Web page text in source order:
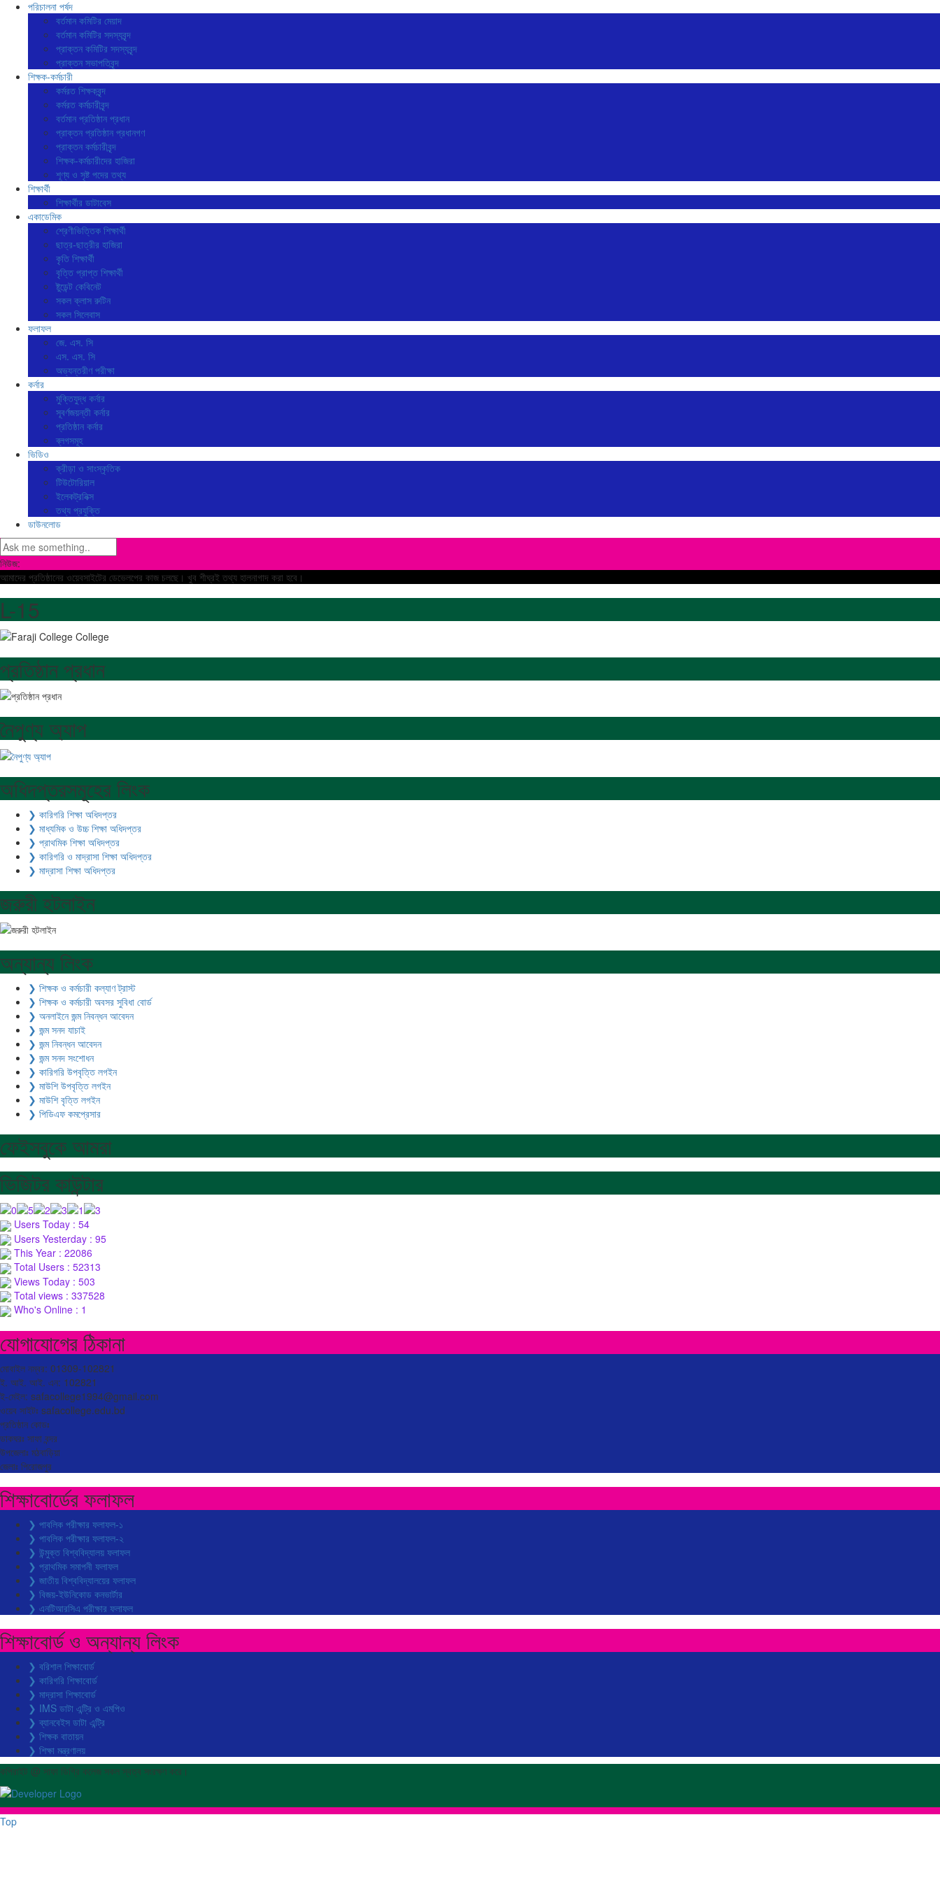
পরিচালনা পর্ষদ
বর্তমান কমিটির মেয়াদ
বর্তমান কমিটির সদস্যবৃন্দ
প্রাক্তন কমিটির সদস্যবৃন্দ
প্রাক্তন সভাপতিবৃন্দ
শিক্ষক-কর্মচারী
কর্মরত শিক্ষকবৃন্দ
কর্মরত কর্মচারীবৃন্দ
বর্তমান প্রতিষ্ঠান প্রধান
প্রাক্তন প্রতিষ্ঠান প্রধানগণ
প্রাক্তন কর্মচারীবৃন্দ
শিক্ষক-কর্মচারীদের হাজিরা
শূণ্য ও সৃষ্ট পদের তথ্য
শিক্ষার্থী
শিক্ষার্থীর ডাটাবেস
একাডেমিক
শ্রেণীভিত্তিক শিক্ষার্থী
ছাত্র-ছাত্রীর হাজিরা
কৃতি শিক্ষার্থী
বৃত্তি প্রাপ্ত শিক্ষার্থী
ষ্টুডেন্ট কেবিনেট
সকল ক্লাস রুটিন
সকল সিলেবাস
ফলাফল
জে. এস. সি
এস. এস. সি
অভ্যন্তরীণ পরীক্ষা
কর্নার
মুক্তিযুদ্ধ কর্নার
সূবর্ণজয়ন্তী কর্নার
প্রতিষ্ঠান কর্নার
ব্লগসমূহ
ভিডিও
ক্রীড়া ও সাংস্কৃতিক
টিউটোরিয়াল
ইলেকট্রনিক্স
তথ্য প্রযুক্তি
ডাউনলোড
নিউজ:
আমাদের প্রতিষ্ঠানের ওয়েবসাইটের ডেভেলপের কাজ চলছে। খুব শীঘ্রই তথ্য হালনাগাদ করা হবে।
L-15
প্রতিষ্ঠান প্রধান
নৈপুণ্য অ্যাপ
অধিদপ্তরসমূহের লিংক
❯ কারিগরি শিক্ষা অধিদপ্তর
❯ মাধ্যমিক ও উচ্চ শিক্ষা অধিদপ্তর
❯ প্রাথমিক শিক্ষা অধিদপ্তর
❯ কারিগরি ও মাদ্রাসা শিক্ষা অধিদপ্তর
❯ মাদ্রাসা শিক্ষা অধিদপ্তর
জরুরী হটলাইন
অন্যান্য লিংক
❯ শিক্ষক ও কর্মচারী কল্যাণ ট্রাস্ট
❯ শিক্ষক ও কর্মচারী অবসর সুবিধা বোর্ড
❯ অনলাইনে জন্ম নিবন্ধন আবেদন
❯ জন্ম সনদ যাচাই
❯ জন্ম নিবন্ধন আবেদন
❯ জন্ম সনদ সংশোধন
❯ কারিগরি উপবৃত্তি লগইন
❯ মাউশি উপবৃত্তি লগইন
❯ মাউশি বৃত্তি লগইন
❯ পিডিএফ কমপ্রেসার
ফেইসবুকে আমরা
ভিজিটর কাউন্টার
Users Today : 54
Users Yesterday : 95
This Year : 22086
Total Users : 52313
Views Today : 503
Total views : 337528
Who's Online : 1
যোগাযোগের ঠিকানা
মোবাইল নম্বর: 01309-102821
ই. আই. আই. এন: 102821
ই-মেইল: safacollege1994@gmail.com
ওয়েব সাইটঃ safacollege.edu.bd
প্রতিষ্ঠান কোডঃ
ডাকঘরঃ সাফা বন্দর
উপজেলাঃ মঠবাড়িয়া
জেলাঃ পিরোজপুর
শিক্ষাবোর্ডের ফলাফল
❯ পাবলিক পরীক্ষার ফলাফল-১
❯ পাবলিক পরীক্ষার ফলাফল-২
❯ উন্মুক্ত বিশ্ববিদ্যালয় ফলাফল
❯ প্রাথমিক সমাপনী ফলাফল
❯ জাতীয় বিশ্ববিদ্যালয়ের ফলাফল
❯ বিজয়-ইউনিকোড কনভার্টার
❯ এনটিআরসিএ পরীক্ষার ফলাফল
শিক্ষাবোর্ড ও অন্যান্য লিংক
❯ বরিশাল শিক্ষাবোর্ড
❯ কারিগরি শিক্ষাবোর্ড
❯ মাদ্রাসা শিক্ষাবোর্ড
❯ IMS ডাটা এন্ট্রি ও এমপিও
❯ ব্যানবেইস ডাটা এন্ট্রি
❯ শিক্ষক বাতায়ন
❯ শিক্ষা মন্ত্রণালয়
কপিরাইট @ সাফা ডিগ্রি কলেজ সকল স্বত্ব সংরক্ষণ করে।
Top